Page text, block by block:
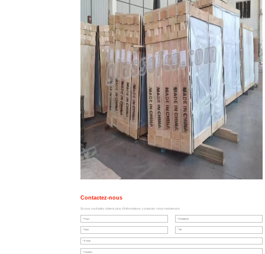
Contactez-nous
Si vous souhaitez obtenir plus d'informations, contactez-nous maintenant.